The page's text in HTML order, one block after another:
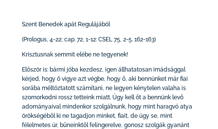
Szent Benedek apát Regulájából
(Prologus, 4-22; cap. 72, 1-12: CSEL 75, 2-5. 162-163)
Krisztusnak semmit elébe ne tegyenek!
Először is: bármi jóba kezdesz, igen állhatatosan imádsággal
kérjed, hogy ő vigye azt végbe, hogy ő, aki bennünket már fiai
sorába méltóztatott számítani, ne legyen kénytelen valaha is
szomorkodni rossz tetteink miatt. Úgy kell őt a bennünk levő
adományaival mindenkor szolgálnunk, hogy mint haragvó atya
örökségéből ki ne tagadjon minket, fiait, de úgy se, mint
félelmetes úr, bűneinktől felingerelve, gonosz szolgák gyanánt